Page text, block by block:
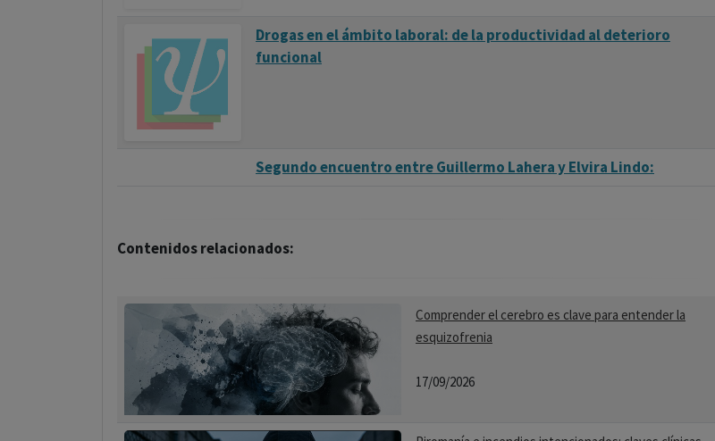
Drogas en el ámbito laboral: de la productividad al deterioro
funcional
Segundo encuentro entre Guillermo Lahera y Elvira Lindo:
Contenidos relacionados:
Comprender el cerebro es clave para entender la
esquizofrenia
17/09/2026